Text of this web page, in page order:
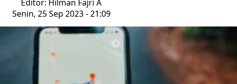
Editor: Hilman Fajri A
Senin, 25 Sep 2023 - 21:09